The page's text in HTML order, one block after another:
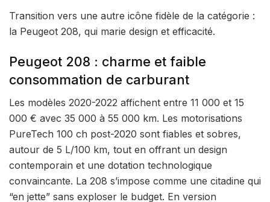
Transition vers une autre icône fidèle de la catégorie :
la Peugeot 208, qui marie design et efficacité.
Peugeot 208 : charme et faible
consommation de carburant
Les modèles 2020-2022 affichent entre 11 000 et 15
000 € avec 35 000 à 55 000 km. Les motorisations
PureTech 100 ch post-2020 sont fiables et sobres,
autour de 5 L/100 km, tout en offrant un design
contemporain et une dotation technologique
convaincante. La 208 s’impose comme une citadine qui
“en jette” sans exploser le budget. En version